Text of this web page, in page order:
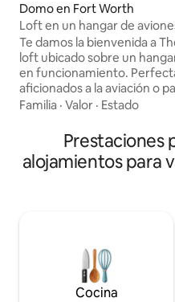
Domo en Fort Worth
Loft en un hangar de
alojamiento más genial de
Te damos la bienvenida a
loft ubicado sobre un
en funcionamiento.
aficionados a la aviación o
persona que busque una
cuadrados ofrece espacio,
un asiento de primera fila
Observá los aviones,
pong ✔ Balcón con vista a
que pasan ✔ Una estadía
de aviación como ninguna
Familia · Valor · Estado
Prestaciones
alojamientos para
Cocina